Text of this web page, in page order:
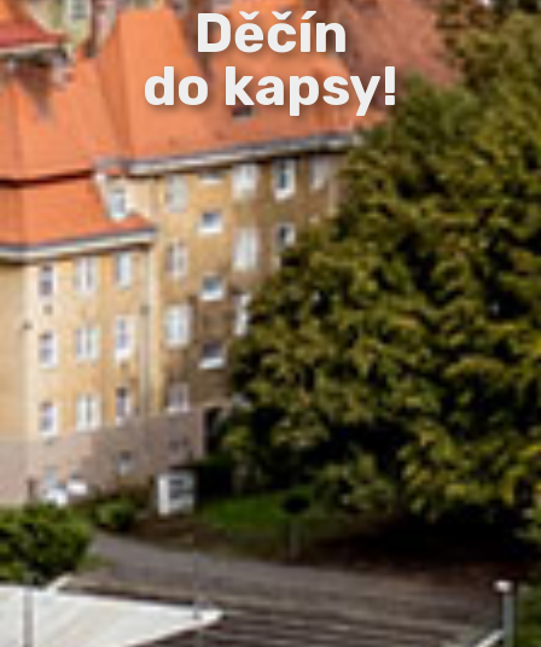
Děčín
do kapsy!